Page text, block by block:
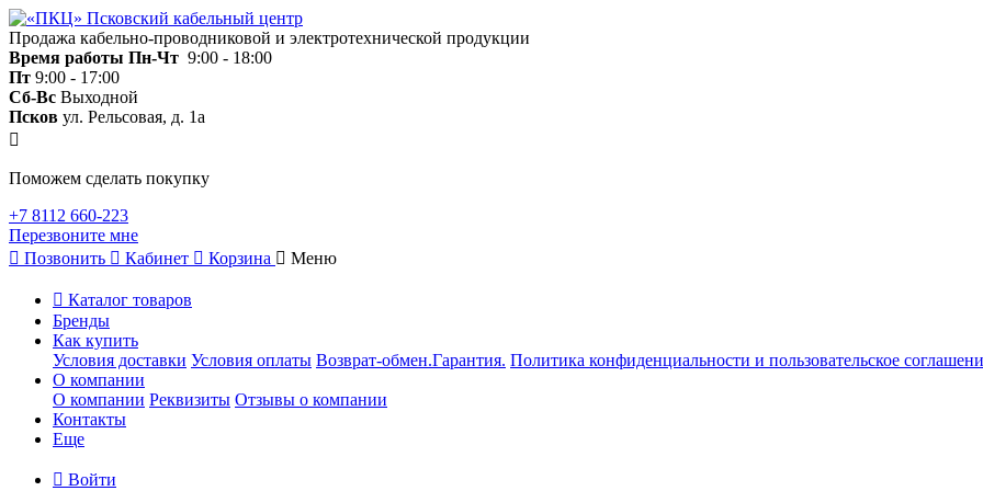
Продажа кабельно-проводниковой и электротехнической продукции
Время работы Пн-Чт 9:00 - 18:00
Пт 9:00 - 17:00
Сб-Вс Выходной
Псков ул. Рельсовая, д. 1а
Поможем сделать покупку
+7 8112 660-223
Перезвоните мне
Позвонить
Кабинет Корзина Меню
Каталог товаров
Бренды
Как купить
Условия доставки Условия оплаты Возврат-обмен.Гарантия. Политика конфиденциальности и пользовательское
О компании
О компании Реквизиты Отзывы о компании
Контакты
Еще
Войти